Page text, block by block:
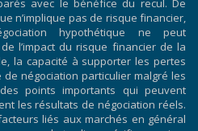
avec le bénéfice du recul. De
n’implique pas de risque financier,
hypothétique ne peut
l’impact du risque financier de la
la capacité à supporter les pertes
négociation particulier malgré les
points importants qui peuvent
les résultats de négociation réels.
liés aux marchés en général